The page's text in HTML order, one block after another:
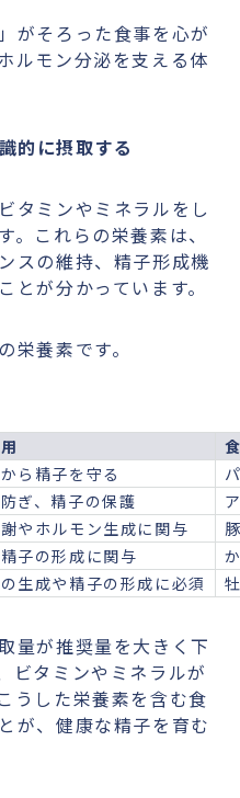
がそろった食事を心が
ルモン分泌を支える体
的に摂取する
タミンやミネラルをし
。これらの栄養素は、
スの維持、精子形成機
が分かっています。
栄養素です。
ら精子を守る
ぎ、精子の保護
やホルモン生成に関与
子の形成に関与
生成や精子の形成に必須
量が推奨量を大きく下
ビタミンやミネラルが
うした栄養素を含む食
が、健康な精子を育む